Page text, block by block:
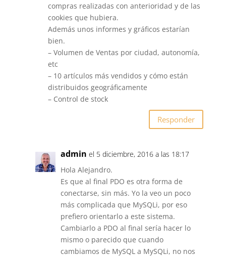
compras realizadas con anterioridad y de las
cookies que hubiera.
Además unos informes y gráficos estarían
bien.
– Volumen de Ventas por ciudad, autonomía,
etc
– 10 artículos más vendidos y cómo están
distribuidos geográficamente
– Control de stock
Responder
admin el 5 diciembre, 2016 a las 18:17
Hola Alejandro.
Es que al final PDO es otra forma de
conectarse, sin más. Yo la veo un poco
más complicada que MySQLi, por eso
prefiero orientarlo a este sistema.
Cambiarlo a PDO al final sería hacer lo
mismo o parecido que cuando
cambiamos de MySQL a MySQLi, no nos